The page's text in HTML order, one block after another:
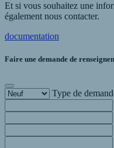
Et si vous souhaitez une
également nous contacter.
documentation
Faire une demande de
Type de